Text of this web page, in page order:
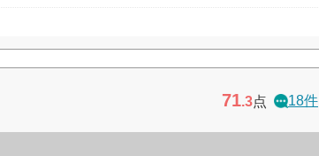
71.3点 18件